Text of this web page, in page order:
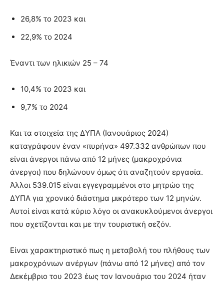
26,8% το 2023 και
22,9% το 2024
Έναντι των ηλικιών 25 – 74
10,4% το 2023 και
9,7% το 2024
Και τα στοιχεία της ΔΥΠΑ (Ιανουάριος 2024)
καταγράφουν έναν «πυρήνα» 497.332 ανθρώπων που
είναι άνεργοι πάνω από 12 μήνες (μακροχρόνια
άνεργοι) που δηλώνουν όμως ότι αναζητούν εργασία.
Άλλοι 539.015 είναι εγγεγραμμένοι στο μητρώο της
ΔΥΠΑ για χρονικό διάστημα μικρότερο των 12 μηνών.
Αυτοί είναι κατά κύριο λόγο οι ανακυκλούμενοι άνεργοι
που σχετίζονται και με την τουριστική σεζόν.
Είναι χαρακτηριστικό πως η μεταβολή του πλήθους των
μακροχρόνιων ανέργων (πάνω από 12 μήνες) από τον
Δεκέμβριο του 2023 έως τον Ιανουάριο του 2024 ήταν